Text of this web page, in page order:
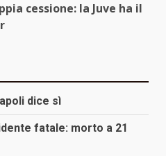
cessione: la Juve ha il
dice sì
fatale: morto a 21